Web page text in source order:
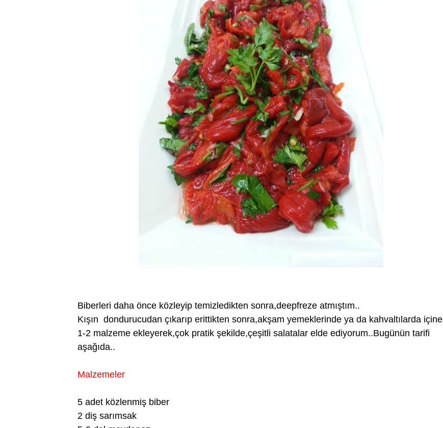
Biberleri daha önce közleyip temizledikten sonra,deepfreze atmıştım..
Kışın dondurucudan çıkarıp erittikten sonra,akşam yemeklerinde ya da kahvaltılarda içine
1-2 malzeme ekleyerek,çok pratik şekilde,çeşitli salatalar elde ediyorum..Bugünün tarifi
aşağıda..
Malzemeler
5 adet közlenmiş biber
2 diş sarımsak